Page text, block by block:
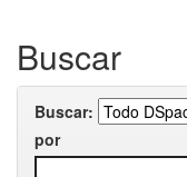
Buscar
Buscar:
por